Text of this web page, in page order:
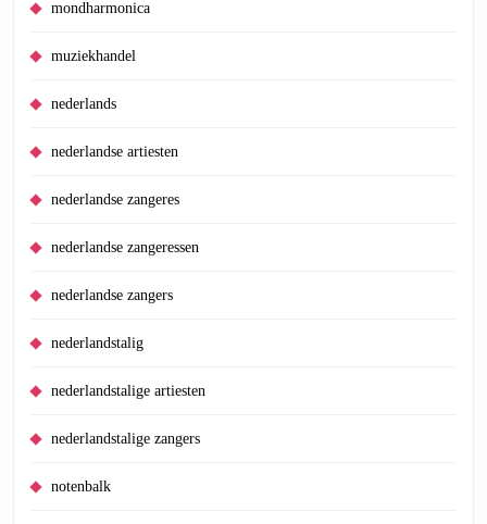
mondharmonica
muziekhandel
nederlands
nederlandse artiesten
nederlandse zangeres
nederlandse zangeressen
nederlandse zangers
nederlandstalig
nederlandstalige artiesten
nederlandstalige zangers
notenbalk